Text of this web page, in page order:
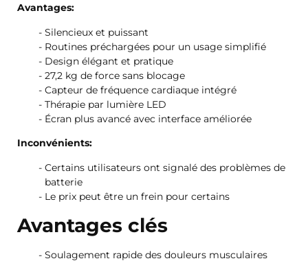
Avantages:
Silencieux et puissant
Routines préchargées pour un usage simplifié
Design élégant et pratique
27,2 kg de force sans blocage
Capteur de fréquence cardiaque intégré
Thérapie par lumière LED
Écran plus avancé avec interface améliorée
Inconvénients:
Certains utilisateurs ont signalé des problèmes de
batterie
Le prix peut être un frein pour certains
Avantages clés
Soulagement rapide des douleurs musculaires